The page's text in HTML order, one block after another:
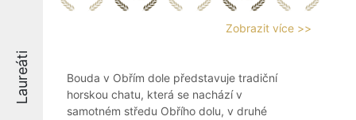
Laureáti
Zobrazit více >>
Bouda v Obřím dole představuje tradiční
horskou chatu, která se nachází v
samotném středu Obřího dolu, v druhé